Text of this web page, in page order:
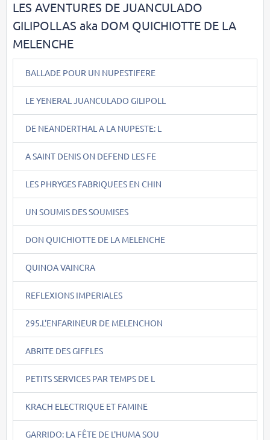
LES AVENTURES DE JUANCULADO
GILIPOLLAS aka DOM QUICHIOTTE DE LA
MELENCHE
BALLADE POUR UN NUPESTIFERE
LE YENERAL JUANCULADO GILIPOLL
DE NEANDERTHAL A LA NUPESTE: L
A SAINT DENIS ON DEFEND LES FE
LES PHRYGES FABRIQUEES EN CHIN
UN SOUMIS DES SOUMISES
DON QUICHIOTTE DE LA MELENCHE
QUINOA VAINCRA
REFLEXIONS IMPERIALES
295.L'ENFARINEUR DE MELENCHON
ABRITE DES GIFFLES
PETITS SERVICES PAR TEMPS DE L
KRACH ELECTRIQUE ET FAMINE
GARRIDO: LA FÊTE DE L'HUMA SOU